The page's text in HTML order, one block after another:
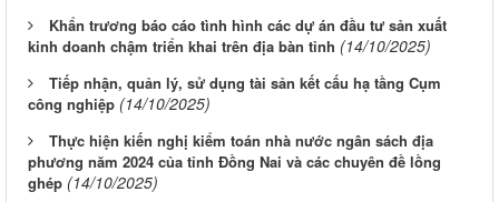
Khẩn trương báo cáo tình hình các dự án đầu tư sản xuất
kinh doanh chậm triển khai trên địa bàn tỉnh (14/10/2025)
Tiếp nhận, quản lý, sử dụng tài sản kết cấu hạ tầng Cụm
công nghiệp (14/10/2025)
Thực hiện kiến nghị kiểm toán nhà nước ngân sách địa
phương năm 2024 của tỉnh Đồng Nai và các chuyên đề lồng
ghép (14/10/2025)